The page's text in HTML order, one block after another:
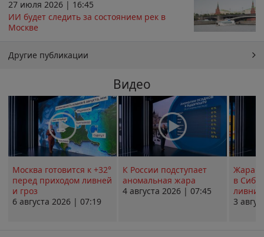
27 июля 2026 | 16:45
ИИ будет следить за состоянием рек в
Москве
Другие публикации
Видео
Москва готовится к +32°
перед приходом ливней
и гроз
6 августа 2026 | 07:19
К России подступает
аномальная жара
4 августа 2026 | 07:45
Жара в
в
ливни
3